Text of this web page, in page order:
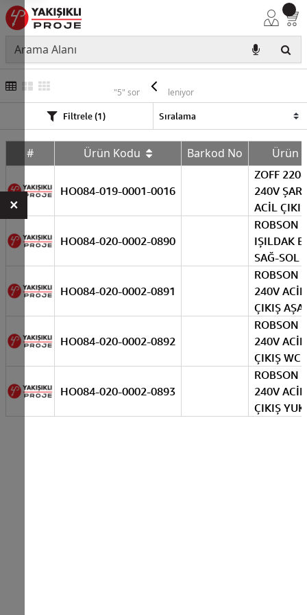
EXIT
"5" sonuç listeleniyor
Filtrele (1)
# Ürün Kodu Barkod No Ürün
HO084-019-0001-0016
ZOFF 220-
240V
ACİL ÇIKIŞ
HO084-020-0002-0890
ROBSON
IŞILDAK
SAĞ-SOL
HO084-020-0002-0891
ROBSON
240V ACİL
ÇIKIŞ
HO084-020-0002-0892
ROBSON
240V ACİL
ÇIKIŞ WC
HO084-020-0002-0893
ROBSON
240V ACİL
ÇIKIŞ
×